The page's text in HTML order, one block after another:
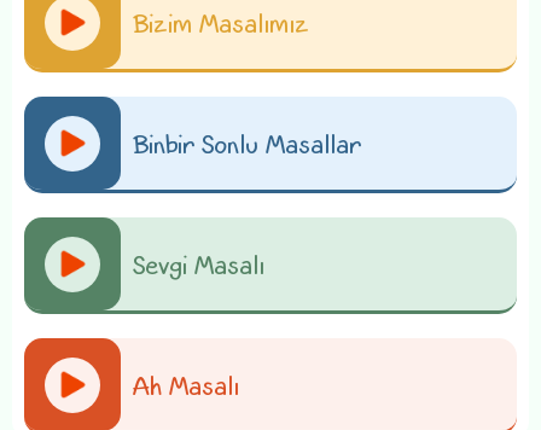
Bizim Masalımız
Binbir Sonlu Masallar
Sevgi Masalı
Ah Masalı